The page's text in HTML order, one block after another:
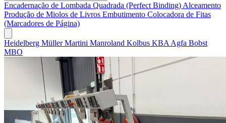
Encadernação de Lombada Quadrada (Perfect Binding) Alceamento
Produção de Miolos de Livros Embutimento Colocadora de Fitas
(Marcadores de Página)
Heidelberg Müller Martini Manroland Kolbus KBA Agfa Bobst
MBO